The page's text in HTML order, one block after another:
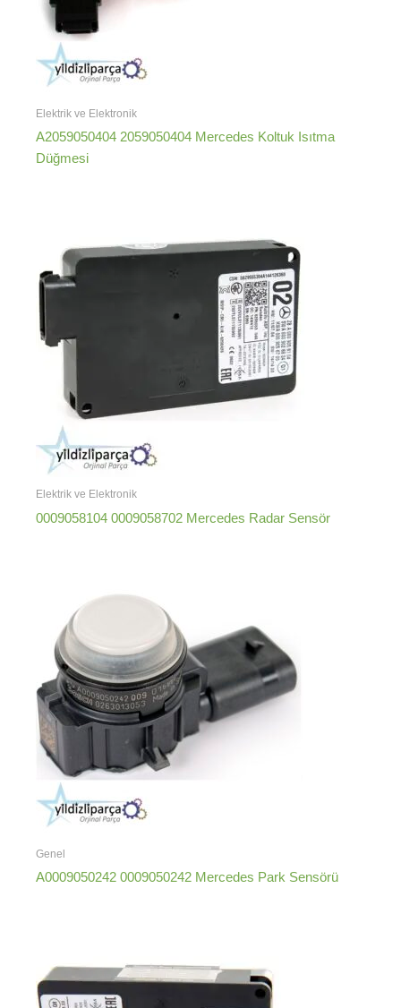
Elektrik ve Elektronik
A2059050404 2059050404 Mercedes Koltuk Isıtma
Düğmesi
Elektrik ve Elektronik
0009058104 0009058702 Mercedes Radar Sensör
Genel
A0009050242 0009050242 Mercedes Park Sensörü